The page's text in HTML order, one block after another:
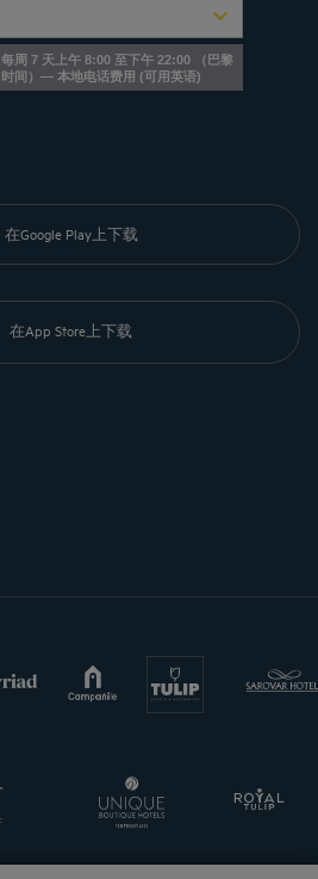
每周 7 天上午 8:00 至下午 22:00 （巴黎
时间）— 本地电话费用 (可用英语)
在Google Play上下载
在App Store上下载